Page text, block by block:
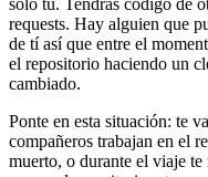
solo tú. Tendrás código de
requests. Hay alguien que
de tí así que entre el
el repositorio haciendo un
cambiado.
Ponte en esta situación: te
compañeros trabajan en el
muerto, o durante el viaje